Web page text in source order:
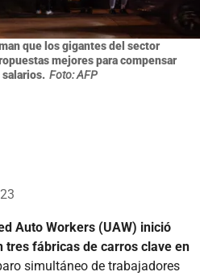
que los gigantes del sector
mejores para compensar
Foto: AFP
Auto Workers (UAW) inició
tres fábricas de carros clave en
simultáneo de trabajadores